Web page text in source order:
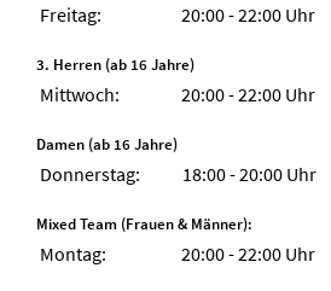
Freitag:
20:00 - 22:00 Uhr
3. Herren (ab 16 Jahre)
Mittwoch: 20:00 - 22:00 Uhr
Damen (ab 16 Jahre)
Donnerstag: 18:00 - 20:00 Uhr
Mixed Team (Frauen & Männer):
Montag: 20:00 - 22:00 Uhr